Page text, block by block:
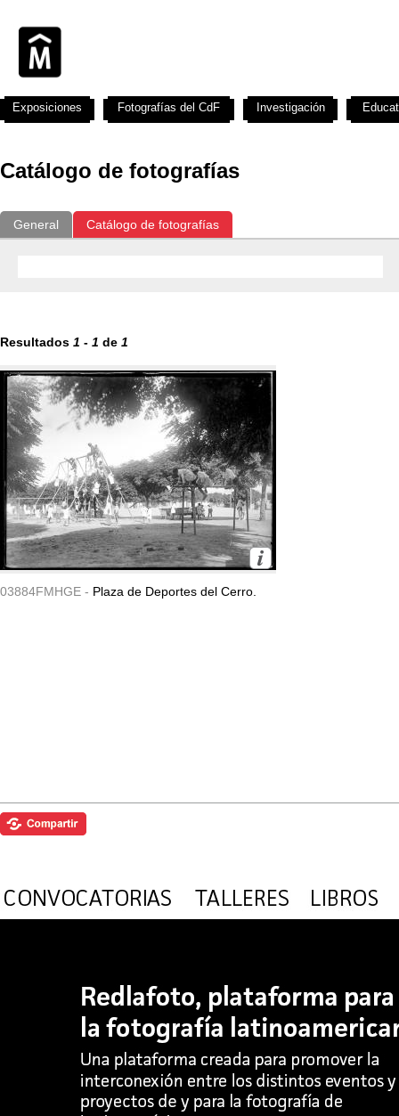
Catálogo de fotografías
General Catálogo de fotografías
Resultados 1 - 1 de 1
03884FMHGE - Plaza de Deportes del Cerro.
Exposiciones Fotografías del CdF Investigación